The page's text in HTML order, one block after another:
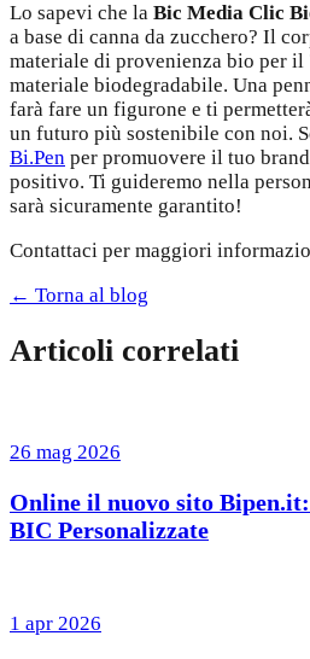
Lo sapevi che la Bic Media Clic
a base di canna da zucchero? Il
materiale di provenienza bio per
materiale biodegradabile. Una
farà fare un figurone e ti
un futuro più sostenibile con noi.
Bi.Pen per promuovere il tuo
positivo. Ti guideremo nella
sarà sicuramente garantito!
Contattaci per maggiori
← Torna al blog
Articoli correlati
26 mag 2026
Online il nuovo sito
BIC Personalizzate
1 apr 2026